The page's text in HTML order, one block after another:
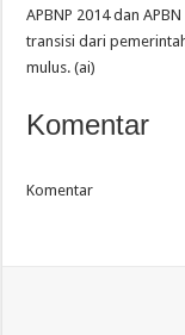
APBNP 2014 dan
transisi dari
mulus. (ai)
Komentar
Komentar